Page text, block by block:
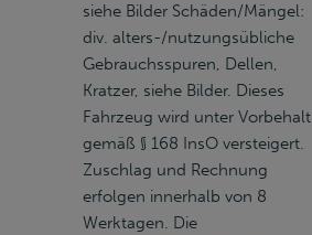
siehe Bilder Schäden/Mängel:
div. alters-/nutzungsübliche
Gebrauchsspuren, Dellen,
Kratzer, siehe Bilder. Dieses
Fahrzeug wird unter Vorbehalt
gemäß § 168 InsO versteigert.
Zuschlag und Rechnung
erfolgen innerhalb von 8
Werktagen. Die